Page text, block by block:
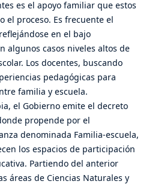
es el apoyo familiar que estos
el proceso. Es frecuente el
en el bajo
algunos casos niveles altos de
Los docentes, buscando
pedagógicas para
familia y escuela.
el Gobierno emite el decreto
propende por el
denominada Familia-escuela,
los espacios de participación
Partiendo del anterior
áreas de Ciencias Naturales y